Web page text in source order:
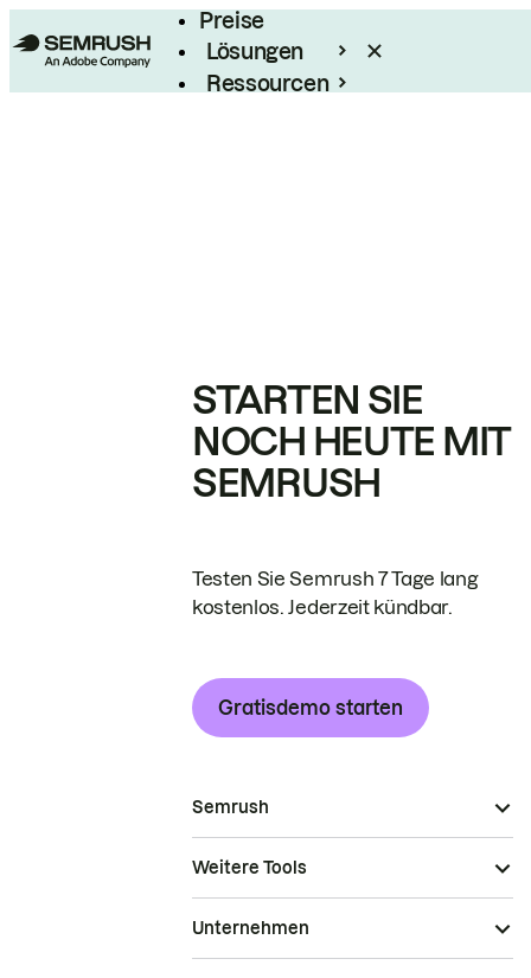
Preise
Lösungen
Ressourcen
STARTEN SIE
NOCH HEUTE MIT
SEMRUSH
Testen Sie Semrush 7 Tage lang
kostenlos. Jederzeit kündbar.
Gratisdemo starten
Semrush
Weitere Tools
Unternehmen